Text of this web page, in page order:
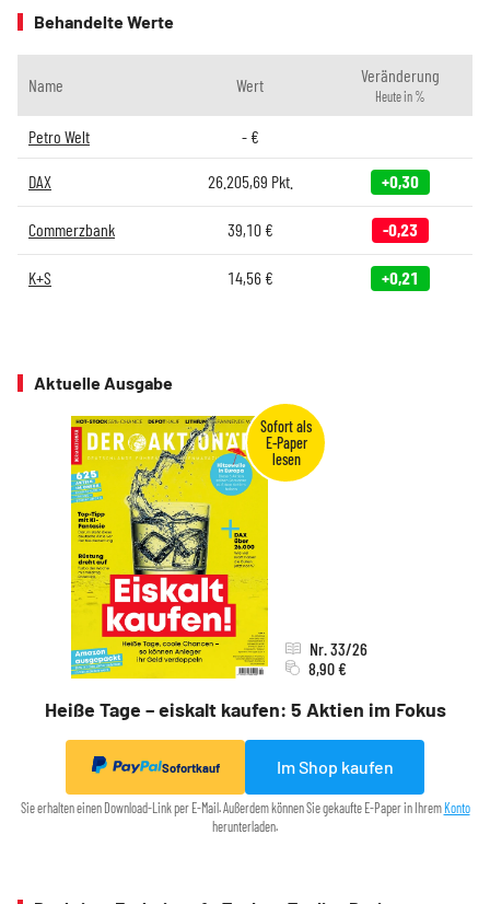
Behandelte Werte
Name Wert Veränderung
Heute in %
Petro Welt -€
DAX 26.205,69 Pkt. +0,30
Commerzbank 39,10€ -0,23
K+S 14,56€ +0,21
Aktuelle Ausgabe
Heiße Tage – eiskalt kaufen: 5 Aktien im Fokus
Nr. 33/26
8,90 €
Sofortkauf Im Shop kaufen
Sie erhalten einen Download-Link per E-Mail. Außerdem können Sie gekaufte E-Paper in Ihrem Konto
herunterladen.